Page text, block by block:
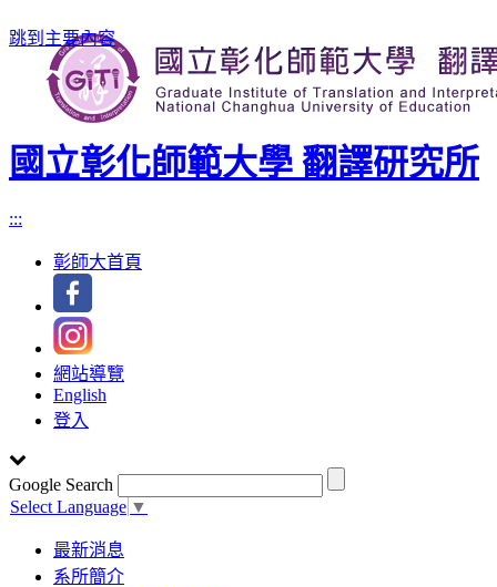
跳到主要內容
國立彰化師範大學 翻譯研究所
:::
彰師大首頁
網站導覽
English
登入
Google Search
Select Language ▼
Toggle
navigation
最新消息
系所簡介